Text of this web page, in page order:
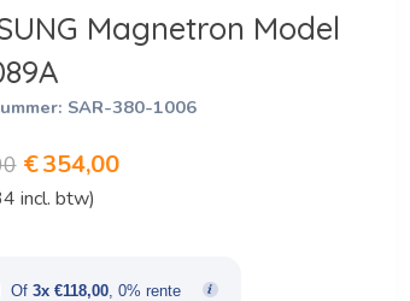
Magnetron Model
SAR-380-1006
Oorspronkelijke
prijs
€590,00.
€354,00Huidige
€354,00.
incl. btw)
Of 3x €118,00, 0% rente